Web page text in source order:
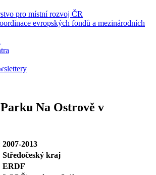
pro místní rozvoj ČR
evropských fondů a mezinárodních
Na Ostrově v
2007-2013
Středočeský kraj
ERDF